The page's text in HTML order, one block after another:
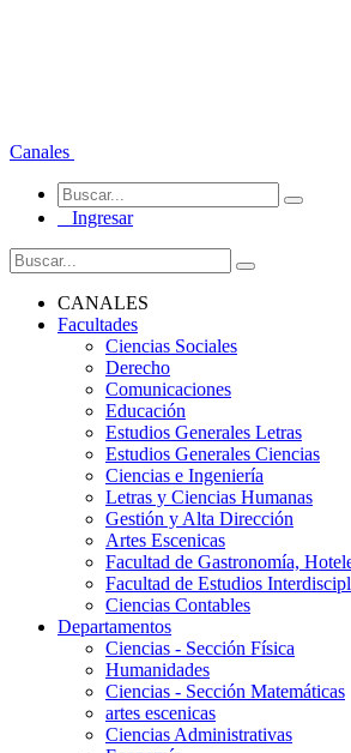
Canales
Ingresar
CANALES
Facultades
Ciencias Sociales
Derecho
Comunicaciones
Educación
Estudios Generales Letras
Estudios Generales Ciencias
Ciencias e Ingeniería
Letras y Ciencias Humanas
Gestión y Alta Dirección
Artes Escenicas
Facultad de Gastronomía,
Facultad de Estudios
Ciencias Contables
Departamentos
Ciencias - Sección Física
Humanidades
Ciencias - Sección Matemáticas
artes escenicas
Ciencias Administrativas